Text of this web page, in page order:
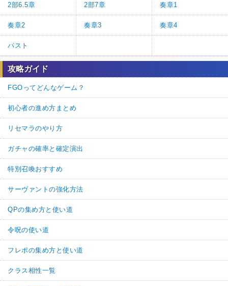
2部6.5章 2部7章 奏章1
奏章2 奏章3 奏章4
パスト
攻略ガイド
FGOってどんなゲーム？
初心者の進め方まとめ
リセマラのやり方
ガチャの確率と確定演出
特別召喚おすすめ
サーヴァントの強化方法
QPの集め方と使い道
令呪の使い道
フレポの集め方と使い道
クラス相性一覧